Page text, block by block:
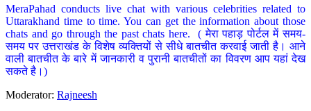
MeraPahad conducts live chat with various celebrities related to
Uttarakhand time to time. You can get the information about those
chats and go through the past chats here. ( मेरा पहाड़ पोर्टल में समय-
समय पर उत्तराखंड के विशेष व्यक्तियों से सीधे बातचीत करवाई जाती है। आने
वाली बातचीत के बारे में जानकारी व पुरानी बातचीतों का विवरण आप यहां देख
सकते है।)
Moderator: Rajneesh